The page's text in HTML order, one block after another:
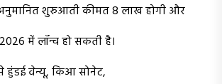
शुरुआती कीमत ₹8 लाख होगी और
में लॉन्च हो सकती है।
हुंडई वेन्यू, किआ सोनेट,